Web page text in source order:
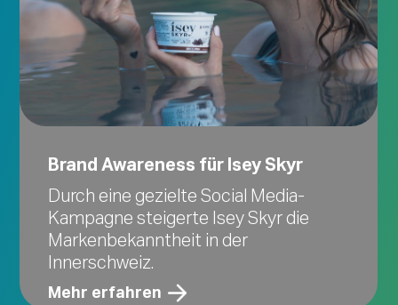
Brand Awareness für Isey Skyr
Durch eine gezielte Social Media-
Kampagne steigerte Isey Skyr die
Markenbekanntheit in der
Innerschweiz.
Mehr erfahren